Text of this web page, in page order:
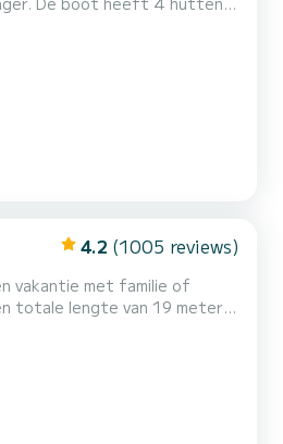
zal het uw beste vriend
4.2 (1005 reviews)
vakantie met familie of
Raiatea Voor uw